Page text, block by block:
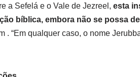
a Sefelá e o Vale de Jezreel, esta
bíblica, embora não se possa
. “Em qualquer caso, o nome